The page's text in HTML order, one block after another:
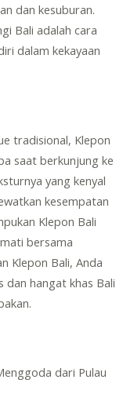
dan kesuburan.
Bali adalah cara
dalam kekayaan
tradisional, Klepon
saat berkunjung ke
yang kenyal
kesempatan
Klepon Bali
bersama
Klepon Bali, Anda
dan hangat khas Bali
dari Pulau